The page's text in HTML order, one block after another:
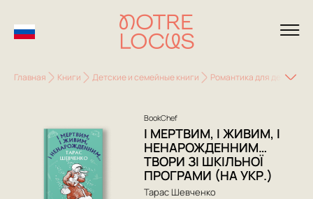
Главная Книги Детские и семейные книги Романтика для детей
BookChef
І МЕРТВИМ, І ЖИВИМ, І
НЕНАРОЖДЕННИМ…
ТВОРИ ЗІ ШКІЛЬНОЇ
ПРОГРАМИ (НА УКР.)
Тарас Шевченко